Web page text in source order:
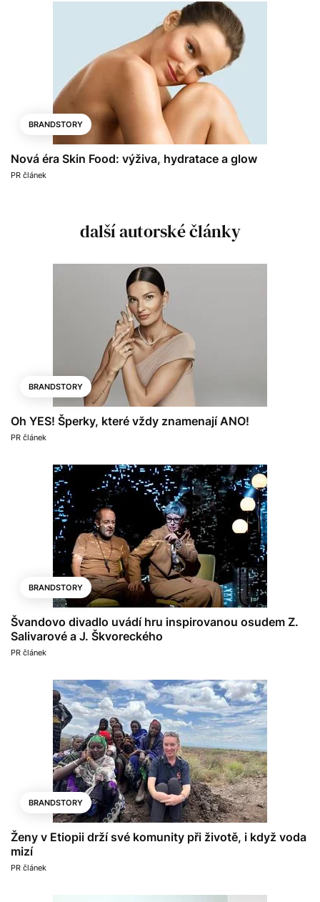
BRANDSTORY
Nová éra Skin Food: výživa, hydratace a glow
PR článek
další autorské články
BRANDSTORY
Oh YES! Šperky, které vždy znamenají ANO!
PR článek
BRANDSTORY
Švandovo divadlo uvádí hru inspirovanou osudem Z.
Salivarové a J. Škvoreckého
PR článek
BRANDSTORY
Ženy v Etiopii drží své komunity při životě, i když voda
mizí
PR článek